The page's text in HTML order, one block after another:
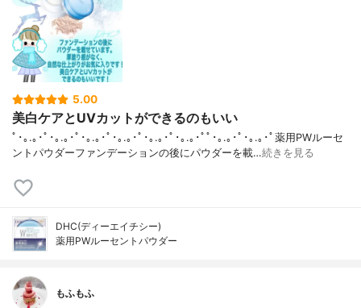
5.00
美白ケアとUVカットができるのもいい
ﾟ･｡.｡･ﾟ･｡.｡･ﾟ･｡.｡･ﾟ･｡.｡･ﾟ･｡.｡･ﾟ･｡.｡･ﾟﾟ･｡.｡･ﾟ･｡.｡･ﾟ薬用PWルーセ
ントパウダーファンデーションの後にパウダーを載…続きを見る
DHC(ディーエイチシー)
薬用PWルーセントパウダー
もふもふ